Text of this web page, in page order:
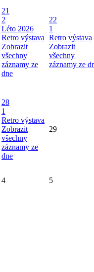
21
2
Léto 2026
Retro výstava
Zobrazit
všechny
záznamy ze
dne
22
1
Retro výstava
Zobrazit
všechny
záznamy ze
28
1
Retro výstava
Zobrazit
všechny
záznamy ze
dne
29
4 5